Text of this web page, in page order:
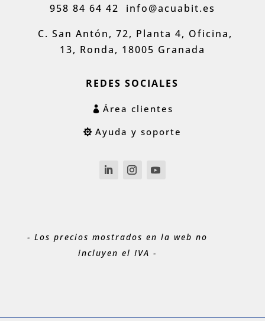
958 84 64 42 info@acuabit.es
C. San Antón, 72, Planta 4, Oficina,
13, Ronda, 18005 Granada
REDES SOCIALES
Área clientes
Ayuda y soporte
- Los precios mostrados en la web no
incluyen el IVA -